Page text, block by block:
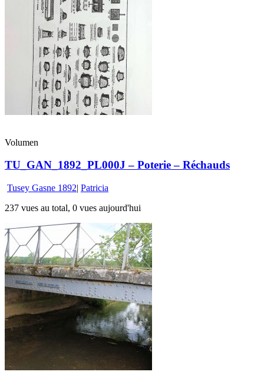
Volumen
TU_GAN_1892_PL000J – Poterie – Réchauds
Tusey Gasne 1892| Patricia
237 vues au total, 0 vues aujourd'hui